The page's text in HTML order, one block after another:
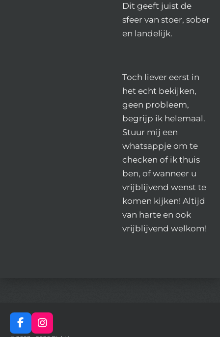
Dit geeft juist de
sfeer van stoer, sober
en landelijk.
Toch liever eerst in
het echt bekijken,
geen probleem,
begrijp ik helemaal.
Stuur mij een
whatsappje om te
checken of ik thuis
ben, of wanneer u
vrijblijvend wenst te
komen kijken! Altijd
van harte en ook
vrijblijvend welkom!
F
I